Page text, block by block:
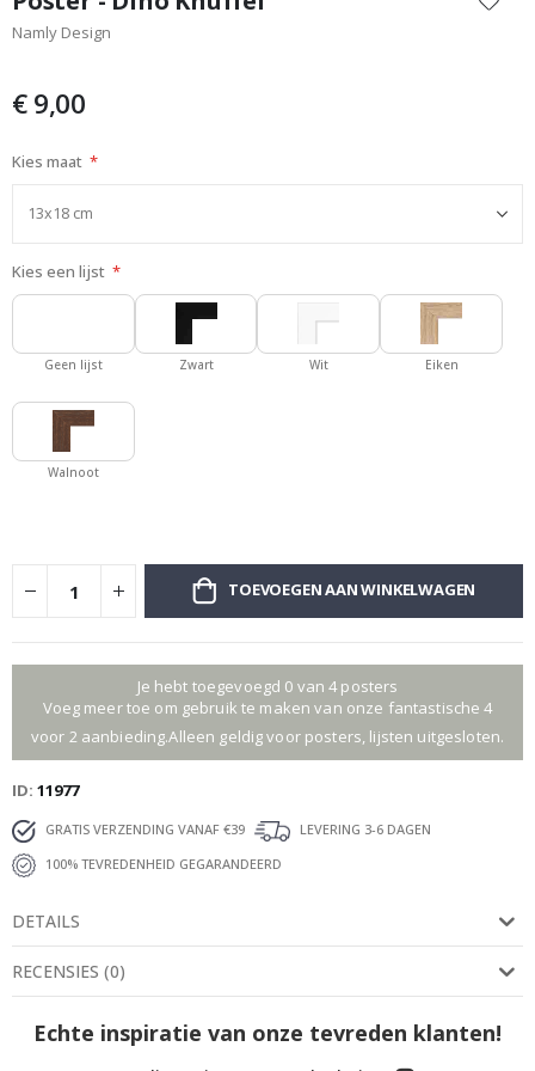
het
begin
afbeeldingen-
Namly Design
€ 9,00
Kies maat
Kies een lijst
Geen lijst Zwart Wit Eiken
Walnoot
TOEVOEGEN AAN WINKELWAGEN
Je hebt toegevoegd 0 van 4 posters
Voeg meer toe om gebruik te maken van onze fantastische 4
voor 2 aanbieding.Alleen geldig voor posters, lijsten uitgesloten.
ID 11977
GRATIS VERZENDING VANAF €39
LEVERING 3-6 DAGEN
100% TEVREDENHEID GEGARANDEERD
DETAILS
RECENSIES (0)
Echte inspiratie van onze tevreden klanten!